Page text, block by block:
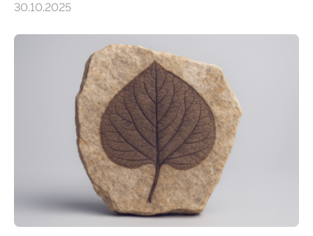
erfüllen können, müssen zahlreiche Enzyme präzise in
der Ruhr-Universität Bochum um Prof. Dr. Ralf Erdmann
und Dr. Ismaila Francis Yusuf hat nun einen bislang
unbekannten Qualitätskontrollmechanismus des
peroxisomalen Proteintransports in der Bäckerhefe
Saccharomyces cerevisiae entdeckt, der für die
Funktionsfähigkeit der Organellen entscheidend ist. Die
Studie wurde am 28. Oktober 2025 in der
Fachzeitschrift…
30.10.2025